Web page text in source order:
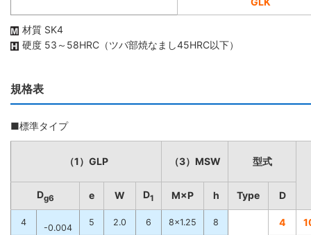
材質 SK4
硬度 53～58HRC（ツバ部焼なまし45HRC以下）
規格表
■標準タイプ
（1）GLP （3）MSW 型式
Dg6 e W D1 M×P h Type D
4
-0.004
5 2.0 6 8×1.25 8 4